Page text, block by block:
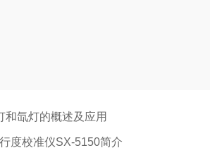
和氙灯的概述及应用
度校准仪SX-5150简介